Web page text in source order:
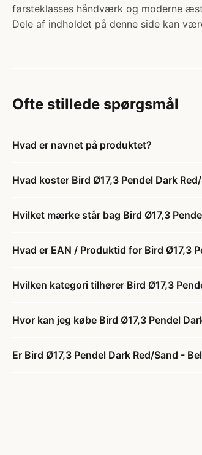
førsteklasses håndværk og moderne
Dele af indholdet på denne side kan
Ofte stillede spørgsmål
Hvad er navnet på produktet?
Hvad koster Bird Ø17,3 Pendel Dark
Hvilket mærke står bag Bird Ø17,3
Hvad er EAN / Produktid for Bird Ø17,3
Hvilken kategori tilhører Bird Ø17,3
Hvor kan jeg købe Bird Ø17,3 Pendel
Er Bird Ø17,3 Pendel Dark Red/Sand -